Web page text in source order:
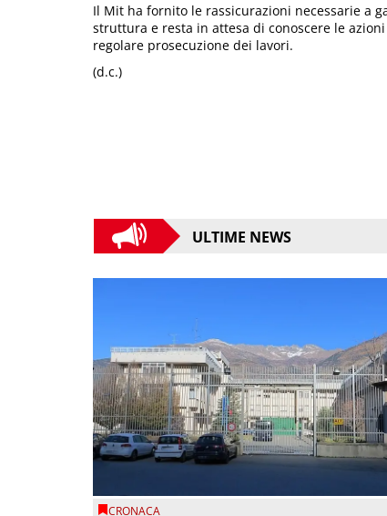
Il Mit ha fornito le rassicurazioni necessarie a
struttura e resta in attesa di conoscere le
regolare prosecuzione dei lavori.
(d.c.)
ULTIME NEWS
CRONACA